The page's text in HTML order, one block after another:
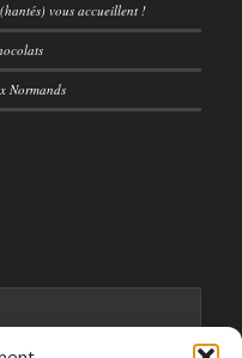
vous accueillent !
Normands